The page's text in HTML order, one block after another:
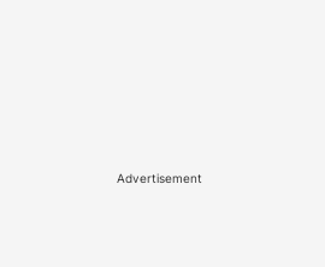
Advertisement